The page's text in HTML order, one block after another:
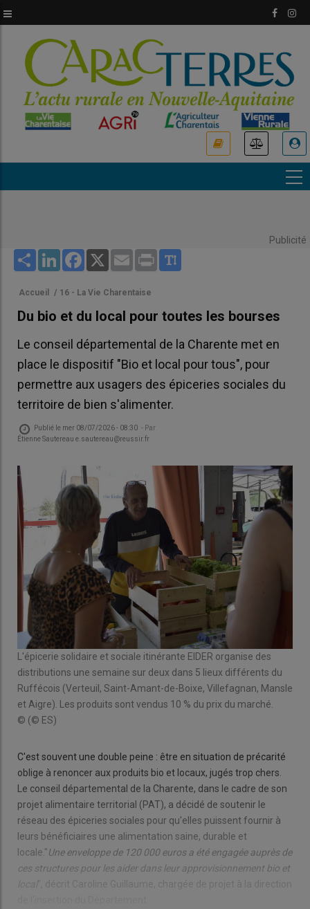
au
principal
Publicité
Share LinkedInFacebook
X Email Print
Accueil / 16 - La Vie Charentaise
Du bio et du local pour toutes les bourses
Le conseil départemental de la Charente met en
place le dispositif "Bio et local pour tous", pour
permettre aux usagers des épiceries sociales du
territoire de bien s'alimenter.
Publié le mer 08/07/2026 - 08:30 - Par
Étienne Sautereau e.sautereau@reussir.fr
L'épicerie solidaire et sociale itinérante EIDER organise des
distributions une semaine sur deux dans 5 lieux différents du
Ruffécois (Verteuil, Saint-Amant-de-Boixe, Villefagnan, Mansle
et Aigre). Les produits sont vendus 10 % du prix du marché.
© (© ES)
C'est souvent une double peine : être en situation de précarité
oblige à renoncer aux produits bio et locaux, jugés trop chers.
Le conseil départemental de la Charente, dans le cadre de son
projet alimentaire territorial (PAT), a décidé de soutenir le
réseau des épiceries sociales pour qu'elles puissent fournir à
leurs bénéficiaires une alimentation saine, durable et
locale."Une enveloppe de 120 000 euros a été engagée auprès de
ces structures pour les aider dans leur approvisionnement bio et
", décrit Caroline Guillaume, chargée de projet à la direction